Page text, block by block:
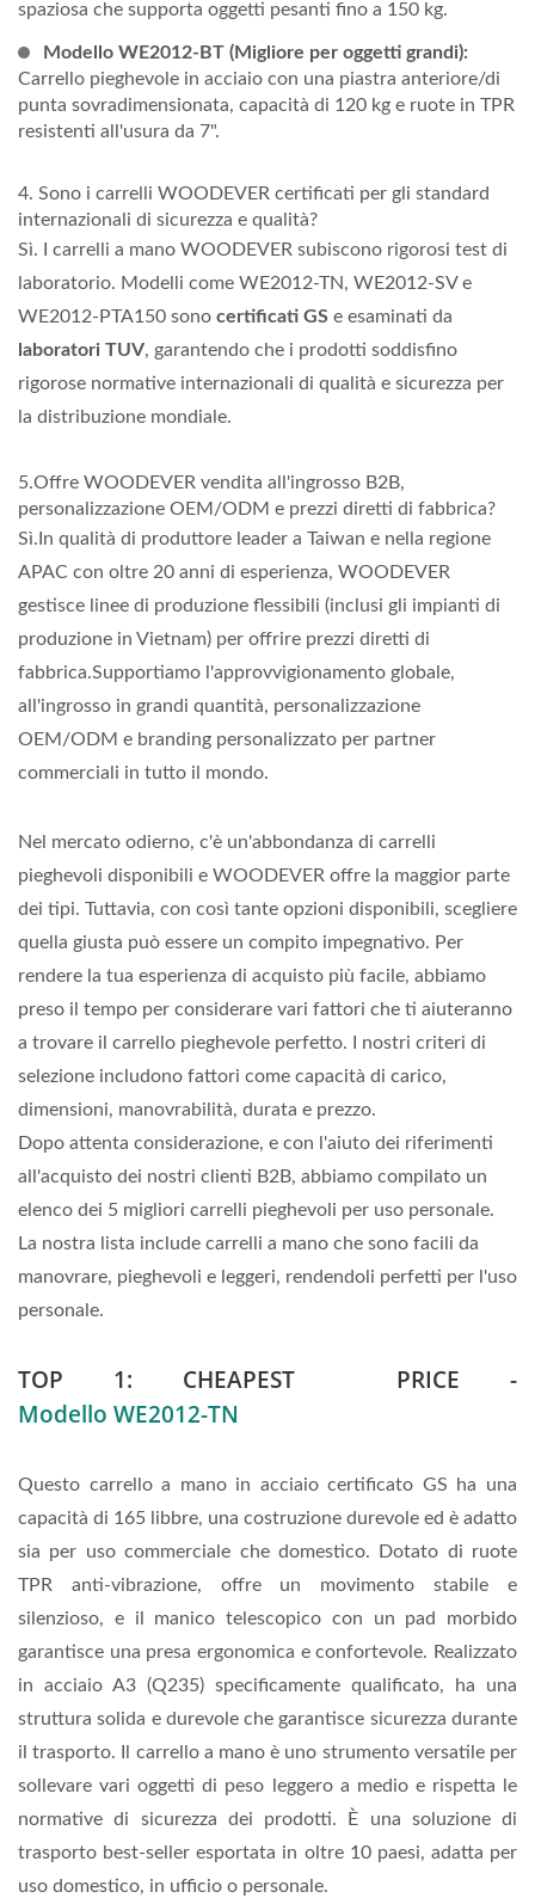
spaziosa che supporta oggetti pesanti fino a 150 kg.
Modello WE2012-BT (Migliore per oggetti grandi):
Carrello pieghevole in acciaio con una piastra anteriore/di
punta sovradimensionata, capacità di 120 kg e ruote in TPR
resistenti all'usura da 7".
4. Sono i carrelli WOODEVER certificati per gli standard
internazionali di sicurezza e qualità?
Sì. I carrelli a mano WOODEVER subiscono rigorosi test di
laboratorio. Modelli come WE2012-TN, WE2012-SV e
WE2012-PTA150 sono certificati GS e esaminati da
laboratori TUV, garantendo che i prodotti soddisfino
rigorose normative internazionali di qualità e sicurezza per
la distribuzione mondiale.
5.Offre WOODEVER vendita all'ingrosso B2B,
personalizzazione OEM/ODM e prezzi diretti di fabbrica?
Sì.In qualità di produttore leader a Taiwan e nella regione
APAC con oltre 20 anni di esperienza, WOODEVER
gestisce linee di produzione flessibili (inclusi gli impianti di
produzione in Vietnam) per offrire prezzi diretti di
fabbrica.Supportiamo l'approvvigionamento globale,
all'ingrosso in grandi quantità, personalizzazione
OEM/ODM e branding personalizzato per partner
commerciali in tutto il mondo.
Nel mercato odierno, c'è un'abbondanza di carrelli
pieghevoli disponibili e WOODEVER offre la maggior parte
dei tipi. Tuttavia, con così tante opzioni disponibili, scegliere
quella giusta può essere un compito impegnativo. Per
rendere la tua esperienza di acquisto più facile, abbiamo
preso il tempo per considerare vari fattori che ti aiuteranno
a trovare il carrello pieghevole perfetto. I nostri criteri di
selezione includono fattori come capacità di carico,
dimensioni, manovrabilità, durata e prezzo.
Dopo attenta considerazione, e con l'aiuto dei riferimenti
all'acquisto dei nostri clienti B2B, abbiamo compilato un
elenco dei 5 migliori carrelli pieghevoli per uso personale.
La nostra lista include carrelli a mano che sono facili da
manovrare, pieghevoli e leggeri, rendendoli perfetti per l'uso
personale.
TOP 1: CHEAPEST PRICE -
Modello WE2012-TN
Questo carrello a mano in acciaio certificato GS ha una
capacità di 165 libbre, una costruzione durevole ed è adatto
sia per uso commerciale che domestico. Dotato di ruote
TPR anti-vibrazione, offre un movimento stabile e
silenzioso, e il manico telescopico con un pad morbido
garantisce una presa ergonomica e confortevole. Realizzato
in acciaio A3 (Q235) specificamente qualificato, ha una
struttura solida e durevole che garantisce sicurezza durante
il trasporto. Il carrello a mano è uno strumento versatile per
sollevare vari oggetti di peso leggero a medio e rispetta le
normative di sicurezza dei prodotti. È una soluzione di
trasporto best-seller esportata in oltre 10 paesi, adatta per
uso domestico, in ufficio o personale.